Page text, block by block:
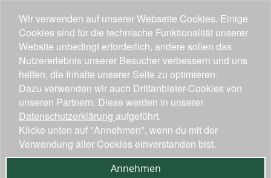
Wir verwenden auf unserer Webseite Cookies. Einige
Cookies sind für die technische Funktionalität unserer
Website unbedingt erforderlich, andere sollen das
Nutzererlebnis unserer Besucher verbessern und uns
helfen, die Inhalte unserer Seite zu optimieren.
Dazu verwenden wir auch Drittanbieter-Cookies von
unseren Partnern. Diese werden in unserer
Datenschutzerklärung aufgeführt.
Klicke unten auf "Annehmen", wenn du mit der
Verwendung aller Cookies einverstanden bist.
Annehmen